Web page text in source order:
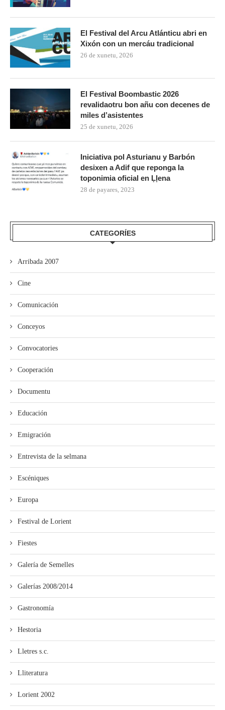
El Festival del Arcu Atlánticu abri en
Xixón con un mercáu tradicional
26 de xunetu, 2026
El Festival Boombastic 2026
revalidaotru bon añu con decenes de
miles d’asistentes
25 de xunetu, 2026
Iniciativa pol Asturianu y Barbón
desixen a Adif que reponga la
toponimia oficial en Ḷḷena
28 de payares, 2023
CATEGORÍES
Arribada 2007
Cine
Comunicación
Conceyos
Convocatories
Cooperación
Documentu
Educación
Emigración
Entrevista de la selmana
Escéniques
Europa
Festival de Lorient
Fiestes
Galería de Semelles
Galerías 2008/2014
Gastronomía
Hestoria
Lletres s.c.
Lliteratura
Lorient 2002